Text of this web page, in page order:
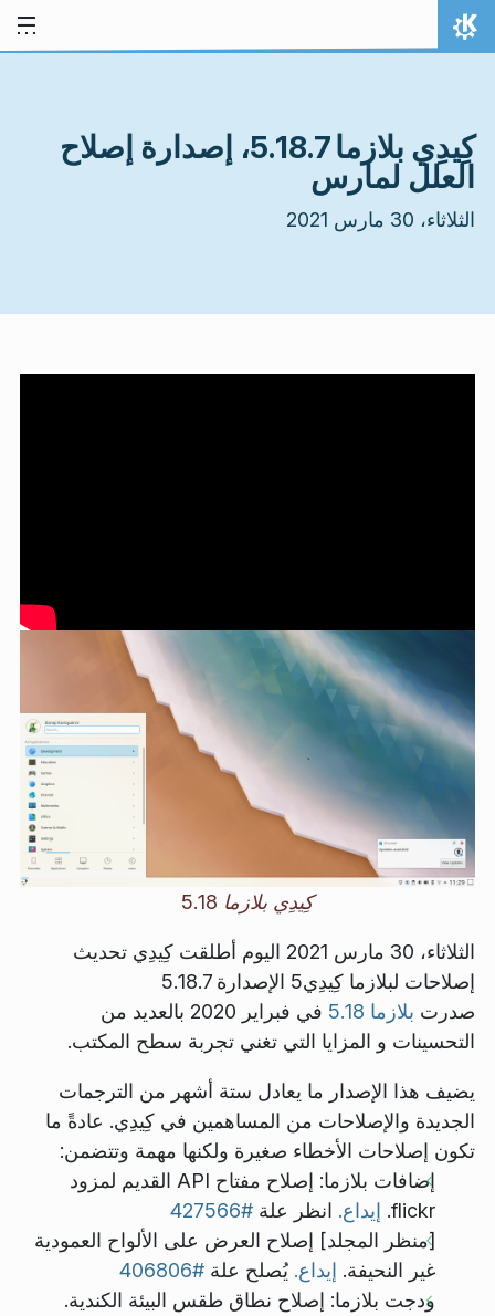
تخط المحتوى
الصفحة الرئيسة
كِيدِي بلازما 5.18.7، إصدارة إصلاح
العلل لمارس
الثلاثاء، 30 مارس 2021
كِيدِي بلازما 5.18
الثلاثاء، 30 مارس 2021 اليوم أطلقت كِيدِي تحديث
إصلاحات لبلازما كِيدِي5 الإصدارة 5.18.7
صدرت بلازما 5.18
في فبراير 2020 بالعديد من
التحسينات و المزايا التي تغني تجربة سطح المكتب.
يضيف هذا الإصدار ما يعادل ستة أشهر من الترجمات
الجديدة والإصلاحات من المساهمين في كِيدِي. عادةً ما
تكون إصلاحات الأخطاء صغيرة ولكنها مهمة وتتضمن:
إضافات بلازما: إصلاح مفتاح API القديم لمزود
flickr. إيداع. انظر علة #427566
[منظر المجلد] إصلاح العرض على الألواح العمودية
غير النحيفة. إيداع. يُصلح علة #406806
ودجت بلازما: إصلاح نطاق طقس البيئة الكندية.